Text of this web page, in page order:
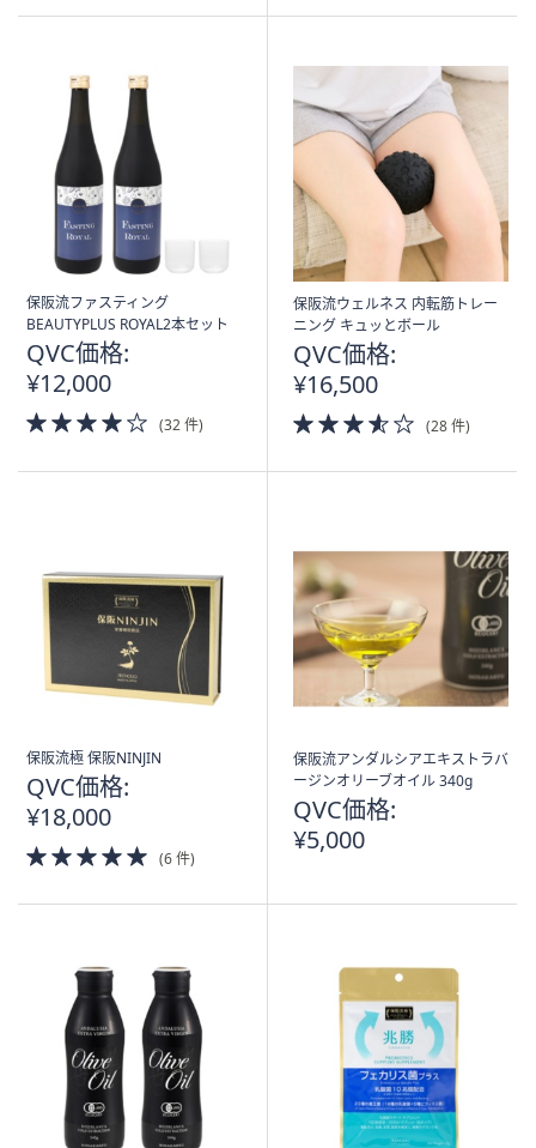
保阪流ファスティング
BEAUTYPLUS ROYAL2本セット
QVC価格:
¥12,000
4.0
of
(32 件)
保阪流ウェルネス 内転筋トレー
ニング キュッとボール
QVC価格:
¥16,500
3.5
of
(28 件)
保阪流極 保阪NINJIN
QVC価格:
¥18,000
5.0
of
(6 件)
保阪流アンダルシアエキストラバ
ージンオリーブオイル 340g
QVC価格:
¥5,000